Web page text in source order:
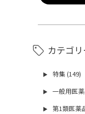
カテゴ
▶ 特集 (149)
▶ 一般用医
▶ 第1類医薬